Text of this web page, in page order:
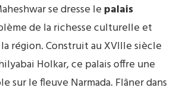
se dresse le palais
de la richesse culturelle et
région. Construit au XVIIIe siècle
Holkar, ce palais offre une
sur le fleuve Narmada. Flâner dans